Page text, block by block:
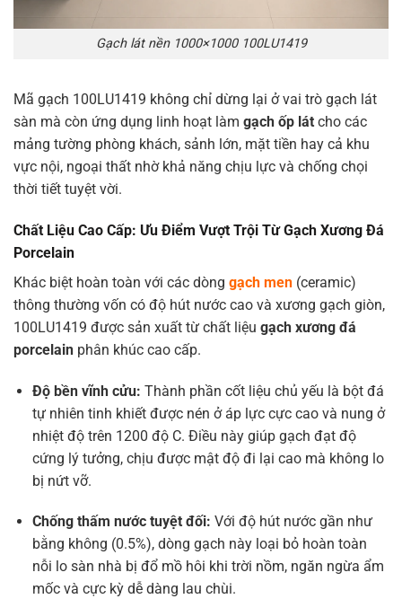
Gạch lát nền 1000×1000 100LU1419
Mã gạch 100LU1419 không chỉ dừng lại ở vai trò gạch lát
sàn mà còn ứng dụng linh hoạt làm gạch ốp lát cho các
mảng tường phòng khách, sảnh lớn, mặt tiền hay cả khu
vực nội, ngoại thất nhờ khả năng chịu lực và chống chọi
thời tiết tuyệt vời.
Chất Liệu Cao Cấp: Ưu Điểm Vượt Trội Từ Gạch Xương Đá
Porcelain
Khác biệt hoàn toàn với các dòng gạch men (ceramic)
thông thường vốn có độ hút nước cao và xương gạch giòn,
100LU1419 được sản xuất từ chất liệu gạch xương đá
porcelain phân khúc cao cấp.
Độ bền vĩnh cửu: Thành phần cốt liệu chủ yếu là bột đá
tự nhiên tinh khiết được nén ở áp lực cực cao và nung ở
nhiệt độ trên 1200 độ C. Điều này giúp gạch đạt độ
cứng lý tưởng, chịu được mật độ đi lại cao mà không lo
bị nứt vỡ.
Chống thấm nước tuyệt đối: Với độ hút nước gần như
bằng không (0.5%), dòng gạch này loại bỏ hoàn toàn
nỗi lo sàn nhà bị đổ mồ hôi khi trời nồm, ngăn ngừa ẩm
mốc và cực kỳ dễ dàng lau chùi.